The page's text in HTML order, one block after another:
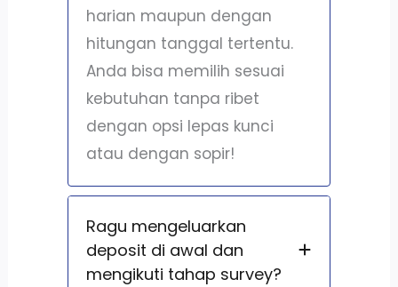
harian maupun dengan
hitungan tanggal tertentu.
Anda bisa memilih sesuai
kebutuhan tanpa ribet
dengan opsi lepas kunci
atau dengan sopir!
Ragu mengeluarkan
deposit di awal dan
mengikuti tahap survey?